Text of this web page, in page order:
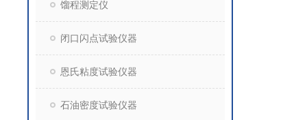
馏程测定仪
闭口闪点试验仪器
恩氏粘度试验仪器
石油密度试验仪器